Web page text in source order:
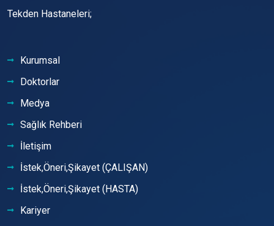
Tekden Hastaneleri;
Kurumsal
Doktorlar
Medya
Sağlık Rehberi
İletişim
İstek,Öneri,Şikayet (ÇALIŞAN)
İstek,Öneri,Şikayet (HASTA)
Kariyer